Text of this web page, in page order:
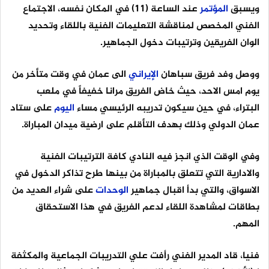
ويسبقالمؤتمر
عند الساعة (11) في المكان نفسه، الاجتماع
الفني المخصص لمناقشة التعليمات الفنية باللقاء وتحديد
الوان الفريقين وترتيبات دخول الجماهير.
ووصل وفد فريق سباهانالإيرانيالى عمان في وقت متأخر من
يوم امس الاحد، حيث خاض الفريق مرانا خفيفاً في ملعب
البتراء، في حين سيكون تدريبه الرئيسي مساءاليومعلى ستاد
عمان الدولي وذلك بهدف التأقلم على ارضية ميدان المباراة.
وفي الوقت الذي انجز فيه النادي كافة الترتيبات الفنية
والادارية التي تتعلق بالمباراة من بينها طرح تذاكر الدخول في
الاسواق، والتي بدأ اقبال جماهيرالوحداتعلى شراء العديد من
بطاقات لمشاهدة اللقاء لدعم الفريق في هذا الاستحقاق
المهم.
فنيا، قاد المدير الفني رأفت علي التدريبات الجماعية والمكثفة